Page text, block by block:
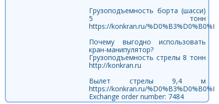
Грузоподъемность борта (шасси)
5 тонн
https://konkran.ru/
Почему выгодно использовать
кран-манипулятор?
Грузоподъемность стрелы 8 тонн
http://konkran.ru
Вылет стрелы 9,4 м
https://konkran.ru/
Exchange order number: 7484